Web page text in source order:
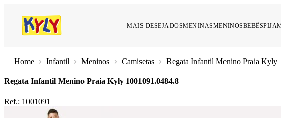
MAIS DESEJADOSMENINASMENINOSBEBÊS
Infantil Meninos Camisetas Regata Infantil Menino Praia Kyly
Regata Infantil Menino Praia Kyly 1001091.0484.8
Ref.: 1001091